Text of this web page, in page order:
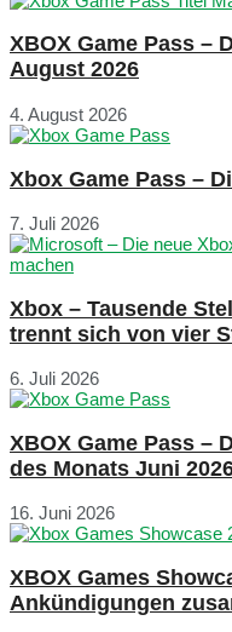
XBOX Game Pass –
August 2026
4. August 2026
Xbox Game Pass –
7. Juli 2026
Xbox – Tausende
trennt sich von vier
6. Juli 2026
XBOX Game Pass –
des Monats Juni
16. Juni 2026
XBOX Games
Ankündigungen